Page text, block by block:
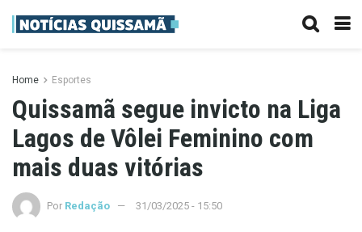
Home Esportes
Quissamã segue invicto na Liga
Lagos de Vôlei Feminino com
mais duas vitórias
Por Redação 31/03/2025 - 15:50